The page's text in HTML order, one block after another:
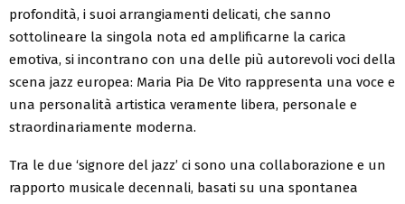
profondità, i suoi arrangiamenti delicati, che sanno
sottolineare la singola nota ed amplificarne la carica
emotiva, si incontrano con una delle più autorevoli voci della
scena jazz europea: Maria Pia De Vito rappresenta una voce e
una personalità artistica veramente libera, personale e
straordinariamente moderna.
Tra le due ‘signore del jazz’ ci sono una collaborazione e un
rapporto musicale decennali, basati su una spontanea